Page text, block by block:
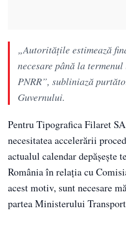
„Autorităţile estimează
necesare până la
PNRR”, subliniază
Guvernului.
Pentru Tipografica Filaret
necesitatea accelerării
actualul calendar depășește
România în relația cu
acest motiv, sunt necesare
partea Ministerului